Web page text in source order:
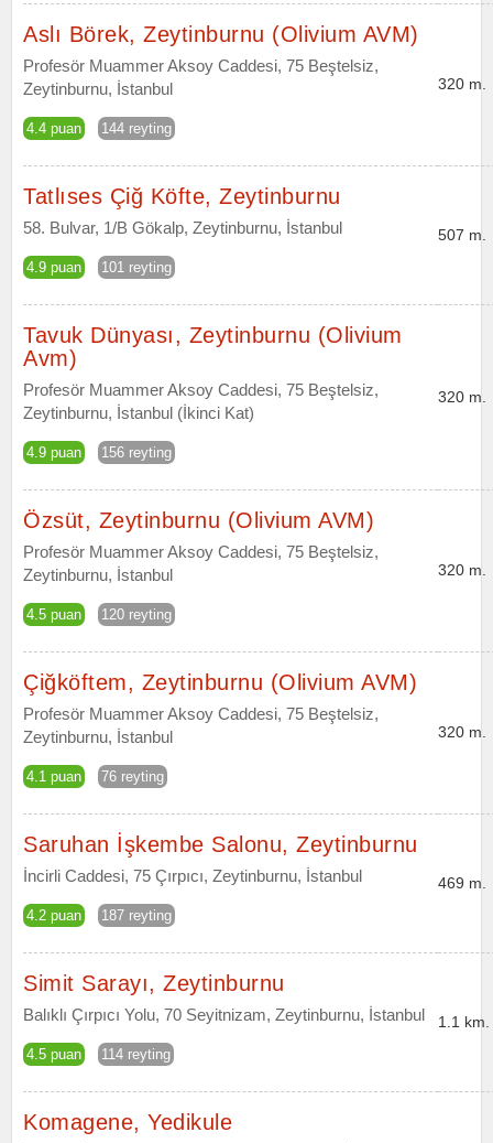
Aslı Börek, Zeytinburnu (Olivium AVM)
Profesör Muammer Aksoy Caddesi, 75 Beştelsiz,
Zeytinburnu, İstanbul
4.4 puan 144 reyting
320 m.
Tatlıses Çiğ Köfte, Zeytinburnu
58. Bulvar, 1/B Gökalp, Zeytinburnu, İstanbul
4.9 puan 101 reyting
507 m.
Tavuk Dünyası, Zeytinburnu (Olivium
Avm)
Profesör Muammer Aksoy Caddesi, 75 Beştelsiz,
Zeytinburnu, İstanbul (İkinci Kat)
4.9 puan 156 reyting
320 m.
Özsüt, Zeytinburnu (Olivium AVM)
Profesör Muammer Aksoy Caddesi, 75 Beştelsiz,
Zeytinburnu, İstanbul
4.5 puan 120 reyting
320 m.
Çiğköftem, Zeytinburnu (Olivium AVM)
Profesör Muammer Aksoy Caddesi, 75 Beştelsiz,
Zeytinburnu, İstanbul
4.1 puan 76 reyting
320 m.
Saruhan İşkembe Salonu, Zeytinburnu
İncirli Caddesi, 75 Çırpıcı, Zeytinburnu, İstanbul
4.2 puan 187 reyting
469 m.
Simit Sarayı, Zeytinburnu
Balıklı Çırpıcı Yolu, 70 Seyitnizam, Zeytinburnu, İstanbul
4.5 puan 114 reyting
1.1 km.
Komagene, Yedikule